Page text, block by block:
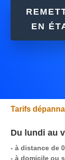
EN
Tarifs
Du lundi au
- à distance de
- à domicile ou